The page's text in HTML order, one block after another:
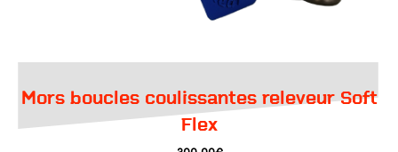
Mors boucles coulissantes releveur Soft
Flex